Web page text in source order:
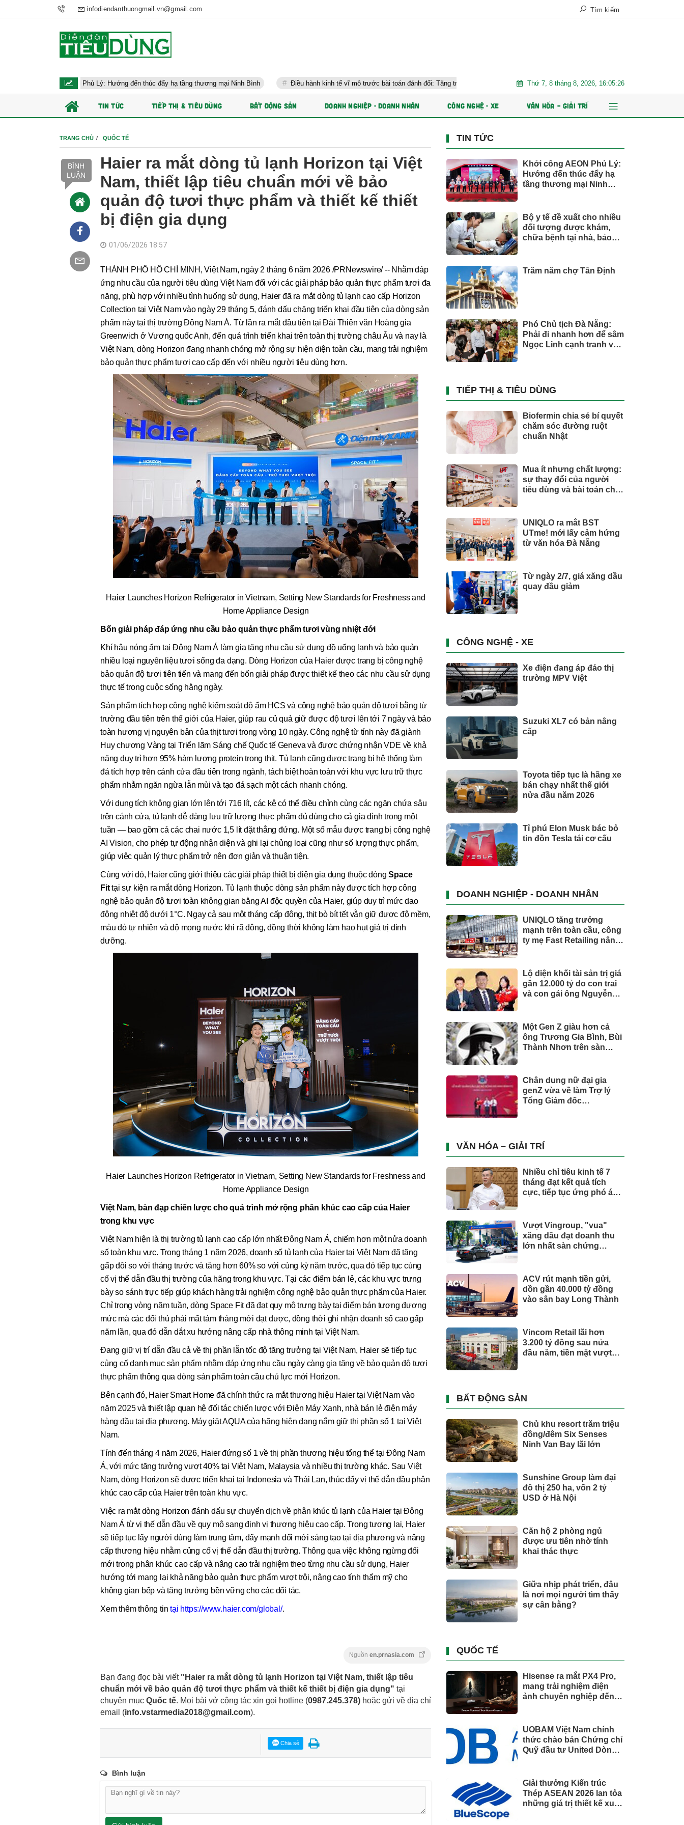
infodiendanthuongmail.vn@gmail.com Tìm kiếm
AEON Phủ Lý: Hướng đến thúc đẩy hạ tầng thương mại Ninh Bình Điều hành kinh tế vĩ mô trước bài toán đánh đổi: Tăng trưởng nhanh và ổn định bền vững Chứng khoán Kafi chuẩn bị IPO 125 triệu cổ
Thứ 7, 8 tháng 8, 2026, 16:05:27
TIN TỨC TIẾP THỊ & TIÊU DÙNG BẤT ĐỘNG SẢN DOANH NGHIỆP - DOANH NHÂN CÔNG NGHỆ - XE VĂN HÓA – GIẢI TRÍ
TRANG CHỦ QUỐC TẾ
BÌNH
LUẬN
Haier ra mắt dòng tủ lạnh Horizon tại Việt
Nam, thiết lập tiêu chuẩn mới về bảo
quản độ tươi thực phẩm và thiết kế thiết
bị điện gia dụng
01/06/2026 18:57
THÀNH PHỐ HỒ CHÍ MINH, Việt Nam, ngày 2 tháng 6 năm 2026 /PRNewswire/ -- Nhằm đáp
ứng nhu cầu của người tiêu dùng Việt Nam đối với các giải pháp bảo quản thực phẩm tươi đa
năng, phù hợp với nhiều tình huống sử dụng, Haier đã ra mắt dòng tủ lạnh cao cấp Horizon
Collection tại Việt Nam vào ngày 29 tháng 5, đánh dấu chặng triển khai đầu tiên của dòng sản
phẩm này tại thị trường Đông Nam Á. Từ lần ra mắt đầu tiên tại Đài Thiên văn Hoàng gia
Greenwich ở Vương quốc Anh, đến quá trình triển khai trên toàn thị trường châu Âu và nay là
Việt Nam, dòng Horizon đang nhanh chóng mở rộng sự hiện diện toàn cầu, mang trải nghiệm
bảo quản thực phẩm tươi cao cấp đến với nhiều người tiêu dùng hơn.
Haier Launches Horizon Refrigerator in Vietnam, Setting New Standards for Freshness and
Home Appliance Design
Bốn giải pháp đáp ứng nhu cầu bảo quản thực phẩm tươi vùng nhiệt đới
Khí hậu nóng ẩm tại Đông Nam Á làm gia tăng nhu cầu sử dụng đồ uống lạnh và bảo quản
nhiều loại nguyên liệu tươi sống đa dạng. Dòng Horizon của Haier được trang bị công nghệ
bảo quản độ tươi tiên tiến và mang đến bốn giải pháp được thiết kế theo các nhu cầu sử dụng
thực tế trong cuộc sống hằng ngày.
Sản phẩm tích hợp công nghệ kiểm soát độ ẩm HCS và công nghệ bảo quản độ tươi bằng từ
trường đầu tiên trên thế giới của Haier, giúp rau củ quả giữ được độ tươi lên tới 7 ngày và bảo
toàn hương vị nguyên bản của thịt tươi trong vòng 10 ngày. Công nghệ từ tính này đã giành
Huy chương Vàng tại Triển lãm Sáng chế Quốc tế Geneva và được chứng nhận VDE về khả
năng duy trì hơn 95% hàm lượng protein trong thịt. Tủ lạnh cũng được trang bị hệ thống làm
đá tích hợp trên cánh cửa đầu tiên trong ngành, tách biệt hoàn toàn với khu vực lưu trữ thực
phẩm nhằm ngăn ngừa lẫn mùi và tạo đá sạch một cách nhanh chóng.
Với dung tích không gian lớn lên tới 716 lít, các kệ có thể điều chỉnh cùng các ngăn chứa sâu
trên cánh cửa, tủ lạnh dễ dàng lưu trữ lượng thực phẩm đủ dùng cho cả gia đình trong một
tuần — bao gồm cả các chai nước 1,5 lít đặt thẳng đứng. Một số mẫu được trang bị công nghệ
AI Vision, cho phép tự động nhận diện và ghi lại chủng loại cũng như số lượng thực phẩm,
giúp việc quản lý thực phẩm trở nên đơn giản và thuận tiện.
Cùng với đó, Haier cũng giới thiệu các giải pháp thiết bị điện gia dụng thuộc dòngSpace
Fittại sự kiện ra mắt dòng Horizon. Tủ lạnh thuộc dòng sản phẩm này được tích hợp công
nghệ bảo quản độ tươi toàn không gian bằng AI độc quyền của Haier, giúp duy trì mức dao
động nhiệt độ dưới 1°C. Ngay cả sau một tháng cấp đông, thịt bò bít tết vẫn giữ được độ mềm,
màu đỏ tự nhiên và độ mọng nước khi rã đông, đồng thời không làm hao hụt giá trị dinh
dưỡng.
Haier Launches Horizon Refrigerator in Vietnam, Setting New Standards for Freshness and
Home Appliance Design
Việt Nam, bàn đạp chiến lược cho quá trình mở rộng phân khúc cao cấp của Haier
trong khu vực
Việt Nam hiện là thị trường tủ lạnh cao cấp lớn nhất Đông Nam Á, chiếm hơn một nửa doanh
số toàn khu vực. Trong tháng 1 năm 2026, doanh số tủ lạnh của Haier tại Việt Nam đã tăng
gấp đôi so với tháng trước và tăng hơn 60% so với cùng kỳ năm trước, qua đó tiếp tục củng
cố vị thế dẫn đầu thị trường của hãng trong khu vực. Tại các điểm bán lẻ, các khu vực trưng
bày so sánh trực tiếp giúp khách hàng trải nghiệm công nghệ bảo quản thực phẩm của Haier.
Chỉ trong vòng năm tuần, dòng Space Fit đã đạt quy mô trưng bày tại điểm bán tương đương
mức mà các đối thủ phải mất tám tháng mới đạt được, đồng thời ghi nhận doanh số cao gấp
năm lần, qua đó dẫn dắt xu hướng nâng cấp nhà thông minh tại Việt Nam.
Đang giữ vị trí dẫn đầu cả về thị phần lẫn tốc độ tăng trưởng tại Việt Nam, Haier sẽ tiếp tục
củng cố danh mục sản phẩm nhằm đáp ứng nhu cầu ngày càng gia tăng về bảo quản độ tươi
thực phẩm thông qua dòng sản phẩm toàn cầu chủ lực mới Horizon.
Bên cạnh đó, Haier Smart Home đã chính thức ra mắt thương hiệu Haier tại Việt Nam vào
năm 2025 và thiết lập quan hệ đối tác chiến lược với Điện Máy Xanh, nhà bán lẻ điện máy
hàng đầu tại địa phương. Máy giặt AQUA của hãng hiện đang nắm giữ thị phần số 1 tại Việt
Nam.
Tính đến tháng 4 năm 2026, Haier đứng số 1 về thị phần thương hiệu tổng thể tại Đông Nam
Á, với mức tăng trưởng vượt 40% tại Việt Nam, Malaysia và nhiều thị trường khác. Sau Việt
Nam, dòng Horizon sẽ được triển khai tại Indonesia và Thái Lan, thúc đẩy vị thế dẫn đầu phân
khúc cao cấp của Haier trên toàn khu vực.
Việc ra mắt dòng Horizon đánh dấu sự chuyển dịch về phân khúc tủ lạnh của Haier tại Đông
Nam Á từ vị thế dẫn đầu về quy mô sang định vị thương hiệu cao cấp. Trong tương lai, Haier
sẽ tiếp tục lấy người dùng làm trung tâm, đẩy mạnh đổi mới sáng tạo tại địa phương và nâng
cấp thương hiệu nhằm củng cố vị thế dẫn đầu thị trường. Thông qua việc không ngừng đổi
mới trong phân khúc cao cấp và nâng cao trải nghiệm theo từng nhu cầu sử dụng, Haier
hướng tới mang lại khả năng bảo quản thực phẩm vượt trội, nâng cao tính thẩm mỹ cho
không gian bếp và tăng trưởng bền vững cho các đối tác.
Xem thêm thông tintại https://www.haier.com/global/.
Nguồn en.prnasia.com
Bạn đang đọc bài viết "Haier ra mắt dòng tủ lạnh Horizon tại Việt Nam, thiết lập tiêu
chuẩn mới về bảo quản độ tươi thực phẩm và thiết kế thiết bị điện gia dụng" tại
chuyên mục Quốc tế. Mọi bài vở cộng tác xin gọi hotline (0987.245.378) hoặc gửi về địa chỉ
email (info.vstarmedia2018@gmail.com).
Chia sẻ
Bình luận
TIN TỨC
Khởi công AEON Phủ Lý:
Hướng đến thúc đẩy hạ
tầng thương mại Ninh
Bộ y tế đề xuất cho nhiều
đối tượng được khám,
chữa bệnh tại nhà, bảo
Trăm năm chợ Tân Định
Phó Chủ tịch Đà Nẵng:
Phải đi nhanh hơn để sâm
Ngọc Linh cạnh tranh với
TIẾP THỊ & TIÊU DÙNG
Biofermin chia sẻ bí quyết
chăm sóc đường ruột
chuẩn Nhật
Mua ít nhưng chất lượng:
sự thay đổi của người
tiêu dùng và bài toán cho
UNIQLO ra mắt BST
UTme! mới lấy cảm hứng
từ văn hóa Đà Nẵng
Từ ngày 2/7, giá xăng dầu
quay đầu giảm
CÔNG NGHỆ - XE
Xe điện đang áp đảo thị
trường MPV Việt
Suzuki XL7 có bản nâng
cấp
Toyota tiếp tục là hãng xe
bán chạy nhất thế giới
nửa đầu năm 2026
Tỉ phú Elon Musk bác bỏ
tin đồn Tesla tái cơ cấu
DOANH NGHIỆP - DOANH NHÂN
UNIQLO tăng trưởng
mạnh trên toàn cầu, công
ty mẹ Fast Retailing nâng
Lộ diện khối tài sản trị giá
gần 12.000 tỷ do con trai
và con gái ông Nguyễn
Một Gen Z giàu hơn cả
ông Trương Gia Bình, Bùi
Thành Nhơn trên sàn
Chân dung nữ đại gia
genZ vừa về làm Trợ lý
Tổng Giám đốc
trụ, nắm giữ khối tài sản
hàng nghìn tỷ
VĂN HÓA – GIẢI TRÍ
Nhiều chỉ tiêu kinh tế 7
tháng đạt kết quả tích
cực, tiếp tục ứng phó áp
Vượt Vingroup, "vua"
xăng dầu đạt doanh thu
lớn nhất sàn chứng
ACV rút mạnh tiền gửi,
dồn gần 40.000 tỷ đồng
vào sân bay Long Thành
Vincom Retail lãi hơn
3.200 tỷ đồng sau nửa
đầu năm, tiền mặt vượt
BẤT ĐỘNG SẢN
Chủ khu resort trăm triệu
đồng/đêm Six Senses
Ninh Van Bay lãi lớn
Sunshine Group làm đại
đô thị 250 ha, vốn 2 tỷ
USD ở Hà Nội
Căn hộ 2 phòng ngủ
được ưu tiên nhờ tính
khai thác thực
Giữa nhịp phát triển, đâu
là nơi mọi người tìm thấy
sự cân bằng?
QUỐC TẾ
Hisense ra mắt PX4 Pro,
mang trải nghiệm điện
ảnh chuyên nghiệp đến
UOBAM Việt Nam chính
thức chào bán Chứng chỉ
Quỹ đầu tư United Dòng
Giải thưởng Kiến trúc
Thép ASEAN 2026 lan tỏa
những giá trị thiết kế xuất